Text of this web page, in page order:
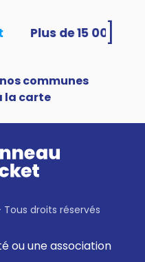
communes
la carte
droits réservés
ou une association